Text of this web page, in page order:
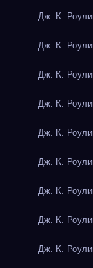
Дж. К.
Дж. К.
Дж. К.
Дж. К.
Дж. К.
Дж. К.
Дж. К.
Дж. К.
Дж. К.